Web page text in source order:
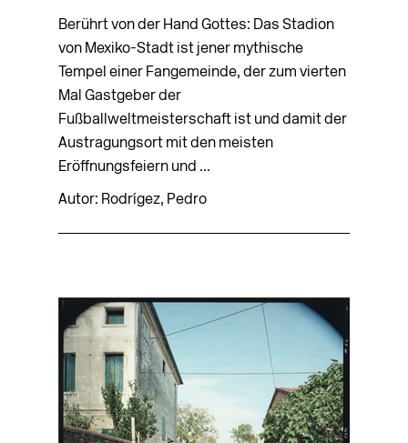
Berührt von der Hand Gottes: Das Stadion
von Mexiko-Stadt ist jener mythische
Tempel einer Fangemeinde, der zum vierten
Mal Gastgeber der
Fußballweltmeisterschaft ist und damit der
Austragungsort mit den meisten
Eröffnungsfeiern und ...
Autor: Rodrígez, Pedro